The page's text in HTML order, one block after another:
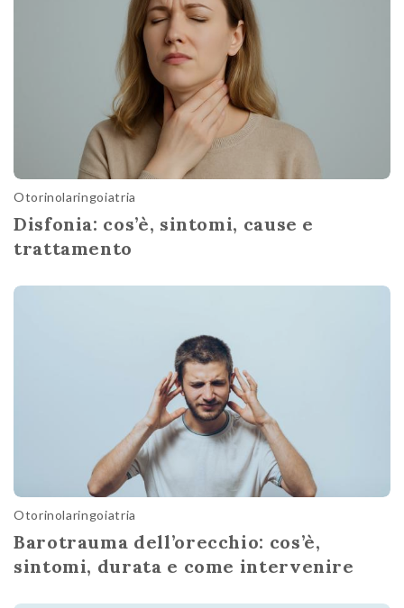
Otorinolaringoiatria
Disfonia: cos’è, sintomi, cause e
trattamento
Otorinolaringoiatria
Barotrauma dell’orecchio: cos’è,
sintomi, durata e come intervenire